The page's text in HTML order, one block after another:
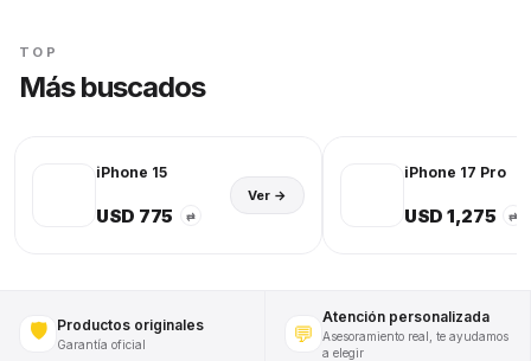
TOP
Más buscados
iPhone 15
USD 775 ⇄
Ver →
iPhone 17 Pro
USD 1,275 ⇄
🛡️ Productos originales
Garantía oficial 💬
Atención personalizada
Asesoramiento real, te ayudamos
a elegir